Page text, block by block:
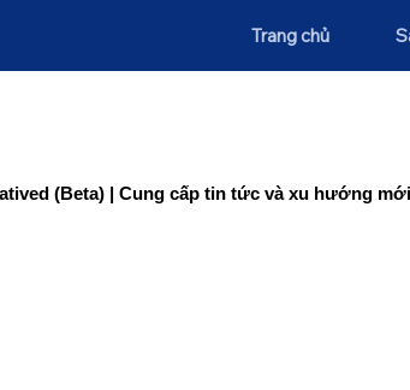
Trang chủ
(Beta) | Cung cấp tin tức và xu hướng